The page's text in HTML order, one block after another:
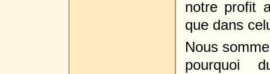
notre profit
que dans
Nous
pourquoi